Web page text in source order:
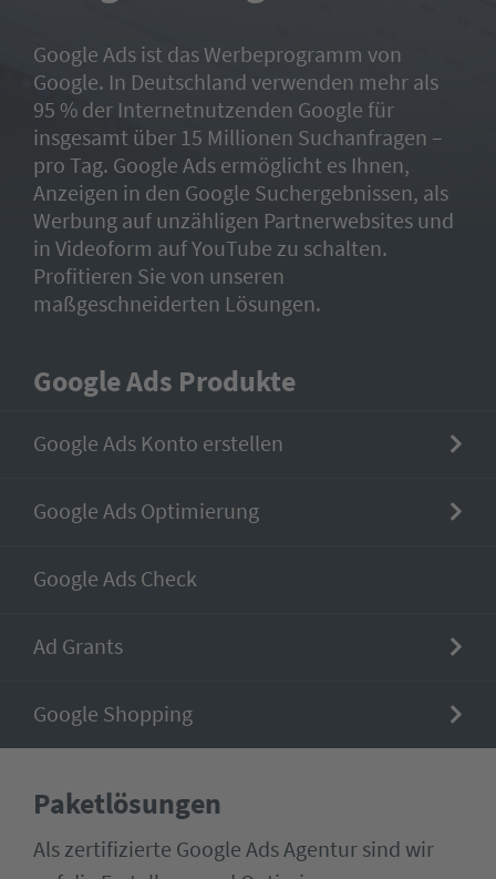
Google Ads ist das Werbeprogramm von
Google. In Deutschland verwenden mehr als
95 % der Internetnutzenden Google für
insgesamt über 15 Millionen Suchanfragen –
pro Tag. Google Ads ermöglicht es Ihnen,
Anzeigen in den Google Suchergebnissen, als
Werbung auf unzähligen Partnerwebsites und
in Videoform auf YouTube zu schalten.
Profitieren Sie von unseren
maßgeschneiderten Lösungen.
Google Ads Produkte
Google Ads Konto erstellen
Google Ads Optimierung
Google Ads Check
Ad Grants
Google Shopping
Paketlösungen
Als zertifizierte Google Ads Agentur sind wir